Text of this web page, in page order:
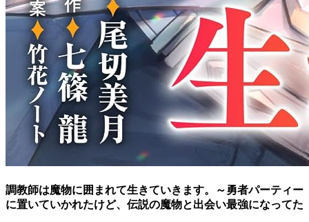
調教師は魔物に囲まれて生きていきます。～勇者パーティー
に置いていかれたけど、伝説の魔物と出会い最強になってた